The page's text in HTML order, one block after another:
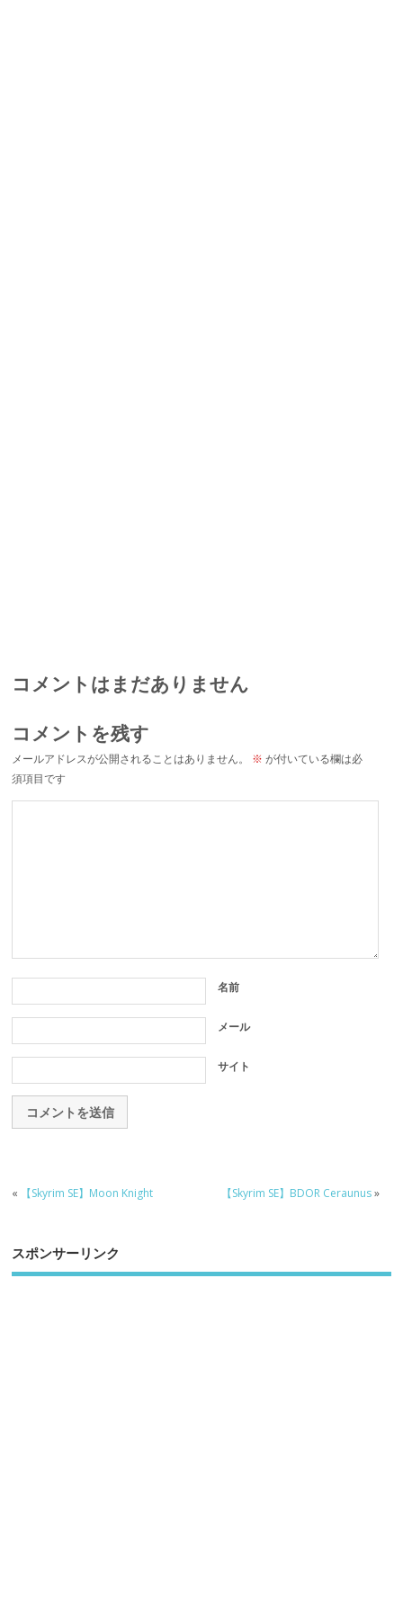
コメントはまだありません
コメントを残す
メールアドレスが公開されることはありません。 ※ が付いている欄は必
須項目です
名前
メール
サイト
« 【Skyrim SE】Moon Knight 【Skyrim SE】BDOR Ceraunus»
スポンサーリンク